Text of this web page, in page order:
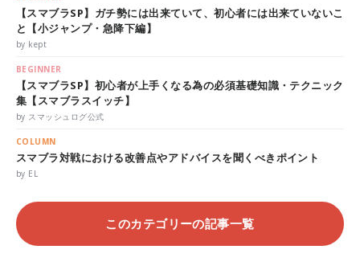
【スマブラSP】ガチ勢には出来ていて、初心者には出来ていないこ
と【小ジャンプ・急降下編】
by kept
BEGINNER
【スマブラSP】初心者が上手くなる為の必須基礎知識・テクニック
集【スマブラスイッチ】
by スマッシュログ公式
COLUMN
スマブラ対戦における改善点やアドバイスを聞くべきポイント
by EL
このカテゴリーの記事一覧